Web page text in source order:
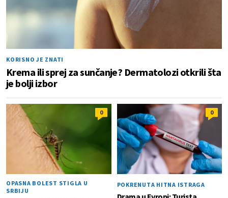
KORISNO JE ZNATI
Krema ili sprej za sunčanje? Dermatolozi otkrili šta
je bolji izbor
0
OPASNA BOLEST STIGLA U
SRBIJU
0
POKRENUTA HITNA ISTRAGA